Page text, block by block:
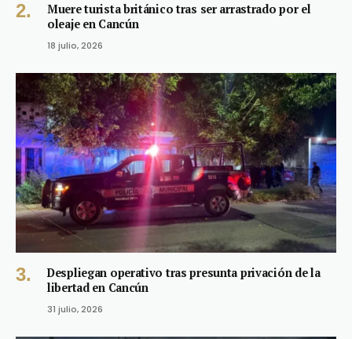
Muere turista británico tras ser arrastrado por el
oleaje en Cancún
18 julio, 2026
Despliegan operativo tras presunta privación de la
libertad en Cancún
31 julio, 2026